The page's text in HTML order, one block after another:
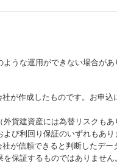
うな運用ができない場合があ
が作成したものです。お申
貨建資産には為替リスクも
び利回り保証のいずれもあり
が信頼できると判断したデ
保証するものではありませ